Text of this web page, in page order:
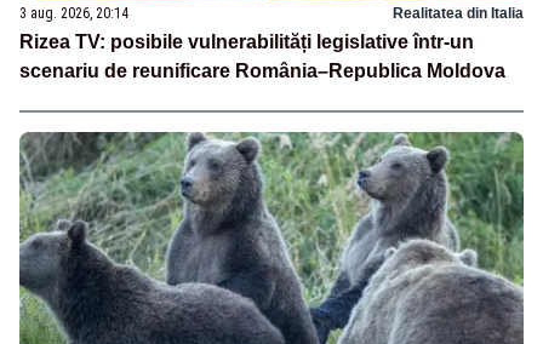
3 aug. 2026, 20:14 Realitatea din Italia
Rizea TV: posibile vulnerabilități legislative într-un
scenariu de reunificare România–Republica Moldova